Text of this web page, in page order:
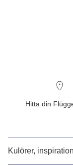
Hitta din
Kulörer,